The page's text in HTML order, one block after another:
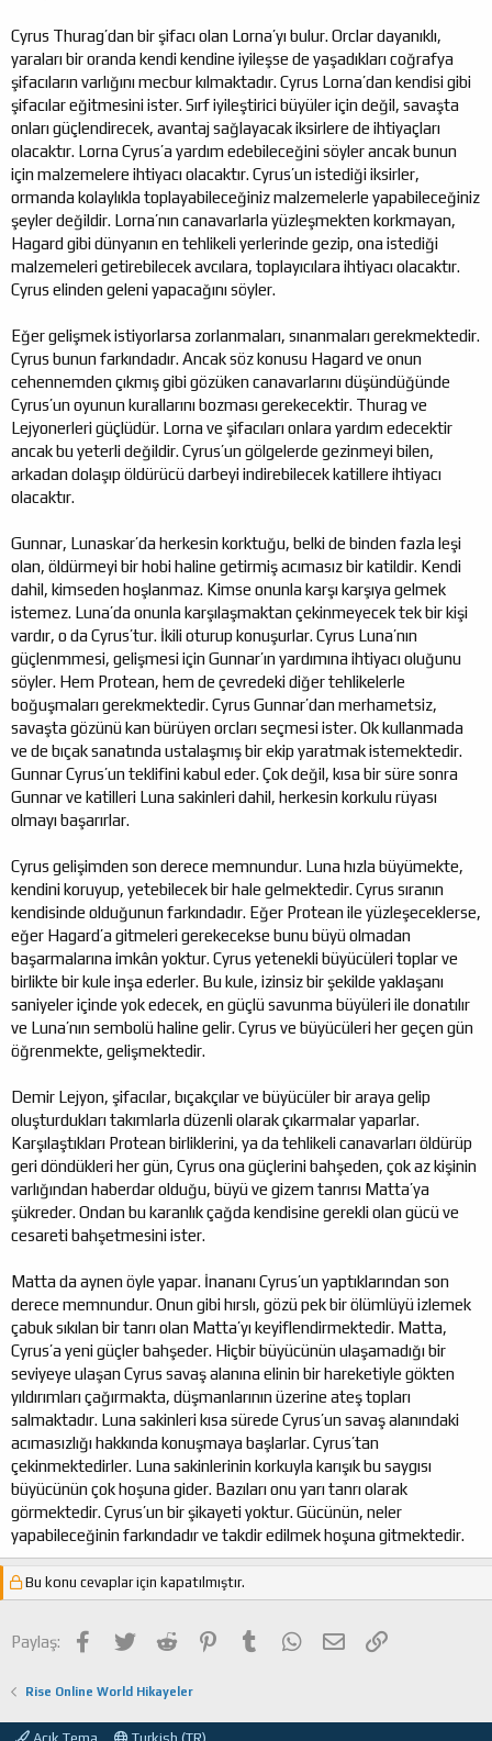
Cyrus Thurag’dan bir şifacı olan Lorna’yı bulur. Orclar dayanıklı,
yaraları bir oranda kendi kendine iyileşse de yaşadıkları coğrafya
şifacıların varlığını mecbur kılmaktadır. Cyrus Lorna’dan kendisi gibi
şifacılar eğitmesini ister. Sırf iyileştirici büyüler için değil, savaşta
onları güçlendirecek, avantaj sağlayacak iksirlere de ihtiyaçları
olacaktır. Lorna Cyrus’a yardım edebileceğini söyler ancak bunun
için malzemelere ihtiyacı olacaktır. Cyrus’un istediği iksirler,
ormanda kolaylıkla toplayabileceğiniz malzemelerle yapabileceğiniz
şeyler değildir. Lorna’nın canavarlarla yüzleşmekten korkmayan,
Hagard gibi dünyanın en tehlikeli yerlerinde gezip, ona istediği
malzemeleri getirebilecek avcılara, toplayıcılara ihtiyacı olacaktır.
Cyrus elinden geleni yapacağını söyler.
Eğer gelişmek istiyorlarsa zorlanmaları, sınanmaları gerekmektedir.
Cyrus bunun farkındadır. Ancak söz konusu Hagard ve onun
cehennemden çıkmış gibi gözüken canavarlarını düşündüğünde
Cyrus’un oyunun kurallarını bozması gerekecektir. Thurag ve
Lejyonerleri güçlüdür. Lorna ve şifacıları onlara yardım edecektir
ancak bu yeterli değildir. Cyrus’un gölgelerde gezinmeyi bilen,
arkadan dolaşıp öldürücü darbeyi indirebilecek katillere ihtiyacı
olacaktır.
Gunnar, Lunaskar’da herkesin korktuğu, belki de binden fazla leşi
olan, öldürmeyi bir hobi haline getirmiş acımasız bir katildir. Kendi
dahil, kimseden hoşlanmaz. Kimse onunla karşı karşıya gelmek
istemez. Luna’da onunla karşılaşmaktan çekinmeyecek tek bir kişi
vardır, o da Cyrus’tur. İkili oturup konuşurlar. Cyrus Luna’nın
güçlenmmesi, gelişmesi için Gunnar’ın yardımına ihtiyacı oluğunu
söyler. Hem Protean, hem de çevredeki diğer tehlikelerle
boğuşmaları gerekmektedir. Cyrus Gunnar’dan merhametsiz,
savaşta gözünü kan bürüyen orcları seçmesi ister. Ok kullanmada
ve de bıçak sanatında ustalaşmış bir ekip yaratmak istemektedir.
Gunnar Cyrus’un teklifini kabul eder. Çok değil, kısa bir süre sonra
Gunnar ve katilleri Luna sakinleri dahil, herkesin korkulu rüyası
olmayı başarırlar.
Cyrus gelişimden son derece memnundur. Luna hızla büyümekte,
kendini koruyup, yetebilecek bir hale gelmektedir. Cyrus sıranın
kendisinde olduğunun farkındadır. Eğer Protean ile yüzleşeceklerse,
eğer Hagard’a gitmeleri gerekecekse bunu büyü olmadan
başarmalarına imkân yoktur. Cyrus yetenekli büyücüleri toplar ve
birlikte bir kule inşa ederler. Bu kule, izinsiz bir şekilde yaklaşanı
saniyeler içinde yok edecek, en güçlü savunma büyüleri ile donatılır
ve Luna’nın sembolü haline gelir. Cyrus ve büyücüleri her geçen gün
öğrenmekte, gelişmektedir.
Demir Lejyon, şifacılar, bıçakçılar ve büyücüler bir araya gelip
oluşturdukları takımlarla düzenli olarak çıkarmalar yaparlar.
Karşılaştıkları Protean birliklerini, ya da tehlikeli canavarları öldürüp
geri döndükleri her gün, Cyrus ona güçlerini bahşeden, çok az kişinin
varlığından haberdar olduğu, büyü ve gizem tanrısı Matta’ya
şükreder. Ondan bu karanlık çağda kendisine gerekli olan gücü ve
cesareti bahşetmesini ister.
Matta da aynen öyle yapar. İnananı Cyrus’un yaptıklarından son
derece memnundur. Onun gibi hırslı, gözü pek bir ölümlüyü izlemek
çabuk sıkılan bir tanrı olan Matta’yı keyiflendirmektedir. Matta,
Cyrus’a yeni güçler bahşeder. Hiçbir büyücünün ulaşamadığı bir
seviyeye ulaşan Cyrus savaş alanına elinin bir hareketiyle gökten
yıldırımları çağırmakta, düşmanlarının üzerine ateş topları
salmaktadır. Luna sakinleri kısa sürede Cyrus’un savaş alanındaki
acımasızlığı hakkında konuşmaya başlarlar. Cyrus’tan
çekinmektedirler. Luna sakinlerinin korkuyla karışık bu saygısı
büyücünün çok hoşuna gider. Bazıları onu yarı tanrı olarak
görmektedir. Cyrus’un bir şikayeti yoktur. Gücünün, neler
yapabileceğinin farkındadır ve takdir edilmek hoşuna gitmektedir.
Bu konu cevaplar için kapatılmıştır.
Paylaş: Facebook
TwitterReddit PinterestTumblrWhatsApp
E-postaLink
Rise Online World Hikayeler